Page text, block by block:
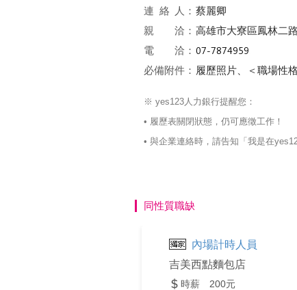
連絡 人： 蔡麗卿
親 洽： 高雄市大寮區鳳林二
電 洽：
必備附件： 履歷照片、＜職場性
※ yes123人力銀行提醒您：
• 履歷表關閉狀態，仍可應徵工作！
• 與企業連絡時，請告知「我是在
同性質職缺
內場計時人員
吉美西點麵包店
時薪 200元